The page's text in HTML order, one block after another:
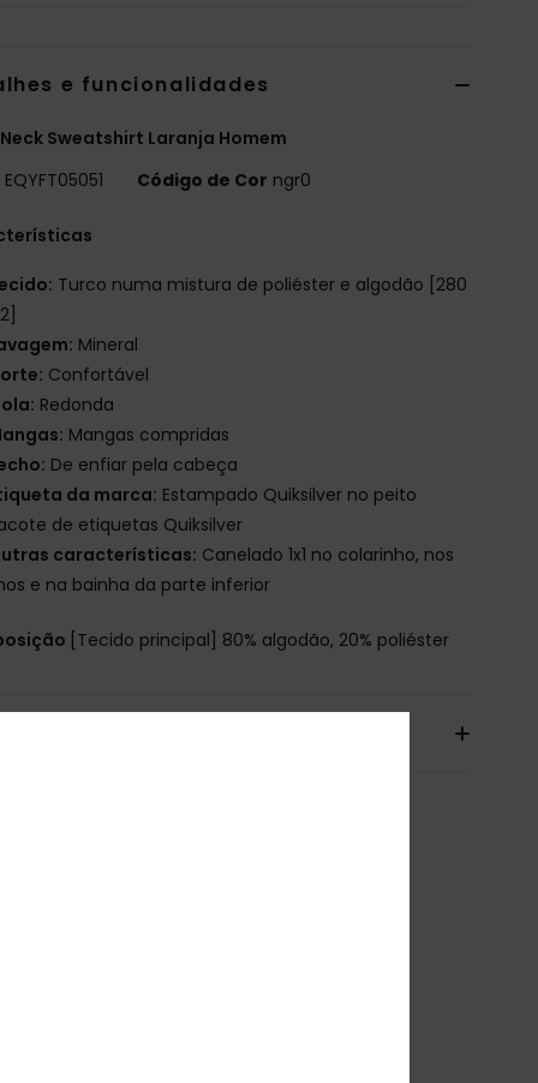
e funcionalidades
Sweatshirt Laranja Homem
EQYFT05051 Código de Cor ngr0
Turco numa mistura de poliéster e algodão [280
Mineral
Confortável
Redonda
Mangas compridas
De enfiar pela cabeça
da marca: Estampado Quiksilver no peito
de etiquetas Quiksilver
características: Canelado 1x1 no colarinho, nos
e na bainha da parte inferior
[Tecido principal] 80% algodão, 20% poliéster